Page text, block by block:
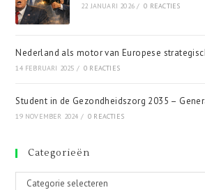
22 JANUARI 2026 / 0 REACTIES
Nederland als motor van Europese
14 FEBRUARI 2025 / 0 REACTIES
Student in de Gezondheidszorg 2035 –
19 NOVEMBER 2024 / 0 REACTIES
Categorieën
Categorieën
Categorie selecteren